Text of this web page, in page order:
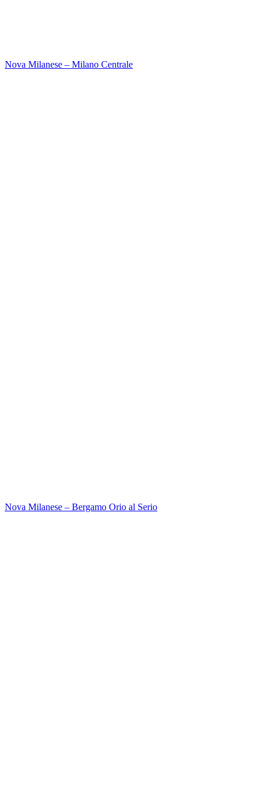
Nova Milanese – Milano Centrale
Nova Milanese – Bergamo Orio al Serio